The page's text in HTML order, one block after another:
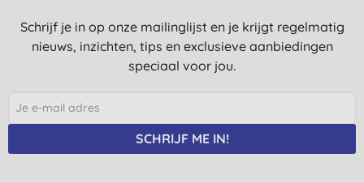
Schrijf je in op onze mailinglijst en je krijgt regelmatig
nieuws, inzichten, tips en exclusieve aanbiedingen
speciaal voor jou.
SCHRIJF ME IN!